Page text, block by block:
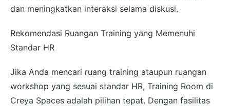
dan meningkatkan interaksi selama diskusi.
Rekomendasi Ruangan Training yang Memenuhi
Standar HR
Jika Anda mencari ruang training ataupun ruangan
workshop yang sesuai standar HR, Training Room di
Creya Spaces adalah pilihan tepat. Dengan fasilitas